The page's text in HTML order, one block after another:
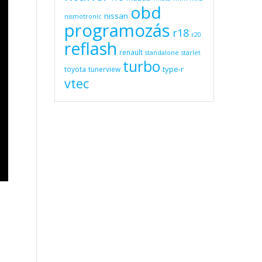
nismotronic nissan obd
programozás r18 r20
reflash renault standalone starlet
toyota tunerview turbo type-r
vtec